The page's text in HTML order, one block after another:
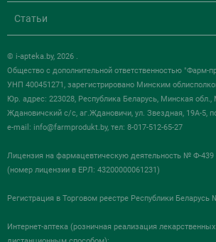
Статьи
© i-apteka.by, 2026 .
Общество с дополнительной ответственностью "Фарм-
УНП 400451271, зарегистрировано Минским
Юр. адрес: 223028, Республика Беларусь, Минская обл.,
Ждановичский с/с, аг.Ждановичи, ул. Звездная, 19А-5,
e-mail: info@farmprodukt.by, тел: 8-017-512-65-27
Лицензия на фармацевтическую деятельность № Ф-439
(номер лицензии в ЕРЛ: 43200000061231)
Регистрация в Торговом реестре Республики Беларусь
Интернет-аптека (розничная реализация